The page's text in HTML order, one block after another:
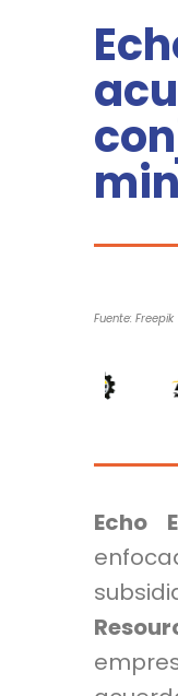
Fuente: Freepik
Echo